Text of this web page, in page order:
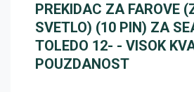
PREKIDAC ZA FAROVE
SVETLO) (10 PIN) ZA
TOLEDO 12- - VISOK
POUZDANOST